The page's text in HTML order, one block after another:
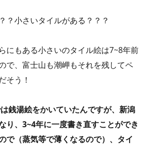
？小さいタイルがある？？？
にもある小さいのタイル絵は7~8年前
で、富士山も潮岬もそれを残してペ
そう！
銭湯絵をかいていたんですが、新潟
り、3~4年に一度書き直すことができ
で（蒸気等で薄くなるので）、タイ